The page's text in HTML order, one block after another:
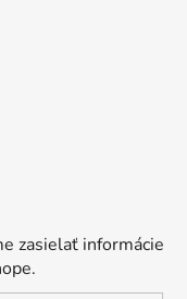
zasielať informácie